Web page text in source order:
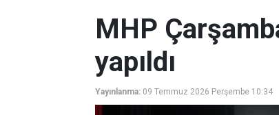
MHP
yapıldı
Yayınlanma: 09 Temmuz 2026 Perşembe 10:34